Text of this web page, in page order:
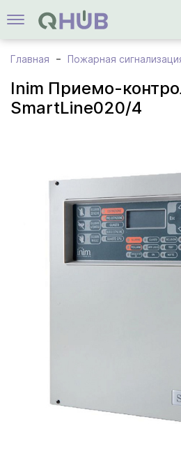
Главная Пожарная
Inim Приемо-
SmartLine020/4